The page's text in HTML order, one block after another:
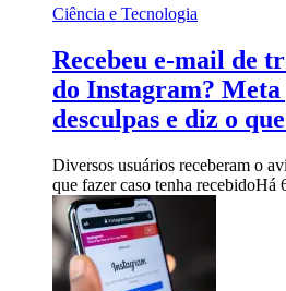
Ciência e Tecnologia
Recebeu e-mail de
do Instagram? Meta
desculpas e diz o
Diversos usuários receberam o
que fazer caso tenha recebidoHá